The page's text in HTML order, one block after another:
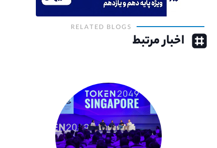
RELATED BLOGS
اخبار مرتبط